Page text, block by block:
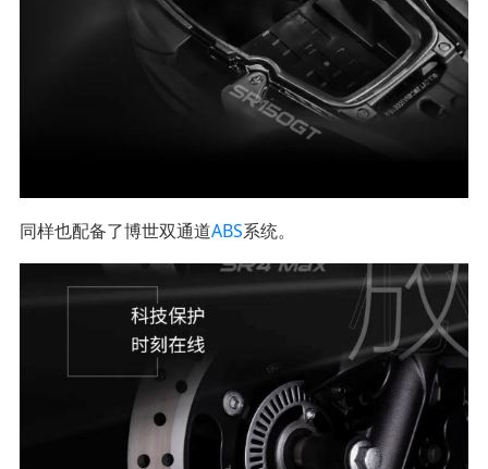
同样也配备了博世双通道ABS系统。